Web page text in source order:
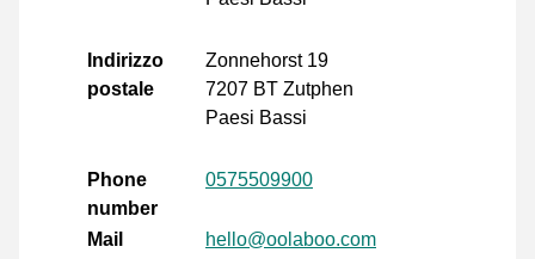
Indirizzo
postale
Zonnehorst 19
7207 BT Zutphen
Paesi Bassi
Phone
number
0575509900
Mail
hello@oolaboo.com